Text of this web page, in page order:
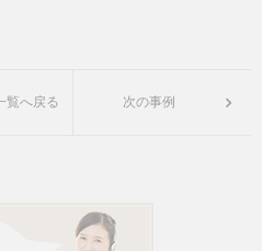
覧へ戻る 次の事例